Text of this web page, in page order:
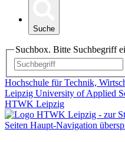
Suche
Suchbox. Bitte Suchbegriff
Hochschule für Technik,
Leipzig University of Applied
HTWK Leipzig
Seiten Haupt-Navigation